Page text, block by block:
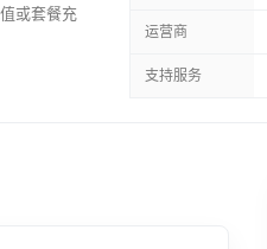
¥126.35
或套餐充
运营商
支持服务